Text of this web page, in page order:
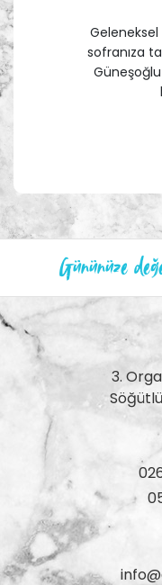
sofranıza
Gününüze
3.